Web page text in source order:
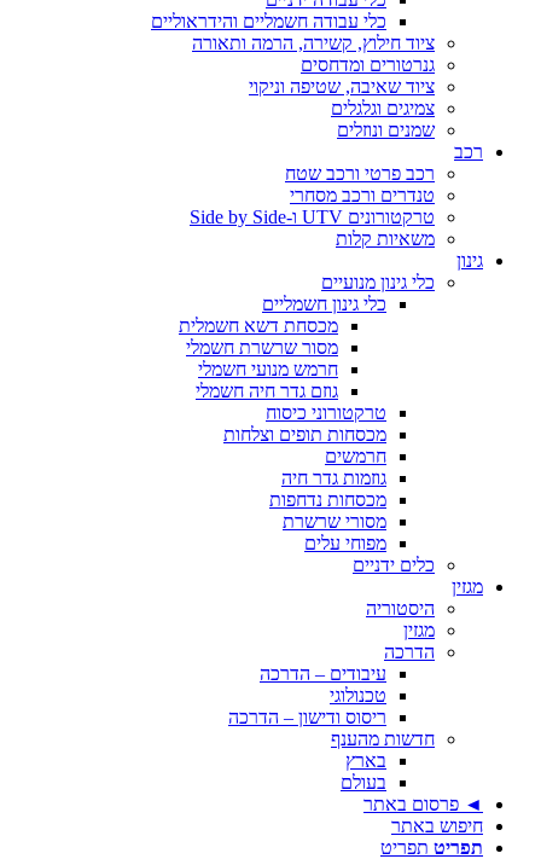
כלי עבודה חשמליים והידראוליים
ציוד חילוץ, קשירה, הרמה ותאורה
גנרטורים ומדחסים
ציוד שאיבה, שטיפה וניקוי
צמיגים וגלגלים
שמנים ונוזלים
רכב
רכב פרטי ורכב שטח
טנדרים ורכב מסחרי
טרקטורונים UTV ו-Side by Side
משאיות קלות
גינון
כלי גינון מנועיים
כלי גינון חשמליים
מכסחת דשא חשמלית
מסור שרשרת חשמלי
חרמש מנועי חשמלי
גוזם גדר חיה חשמלי
טרקטורוני כיסוח
מכסחות תופים וצלחות
חרמשים
גוזמות גדר חיה
מכסחות נדחפות
מסורי שרשרת
מפוחי עלים
כלים ידניים
מגזין
היסטוריה
מגזין
הדרכה
עיבודים – הדרכה
טכנולוגי
ריסוס ודישון – הדרכה
חדשות מהענף
בארץ
בעולם
◄ פרסום באתר
חיפוש באתר
תפריט תפריט